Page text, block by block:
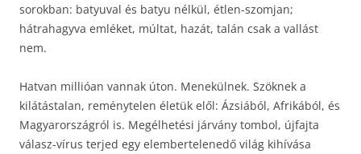
sorokban: batyuval és batyu nélkül, étlen-szomjan;
hátrahagyva emléket, múltat, hazát, talán csak a vallást
nem.
Hatvan millióan vannak úton. Menekülnek. Szöknek a
kilátástalan, reménytelen életük elől: Ázsiából, Afrikából, és
Magyarországról is. Megélhetési járvány tombol, újfajta
válasz-vírus terjed egy elembertelenedő világ kihívása